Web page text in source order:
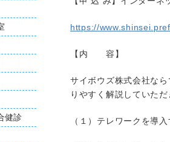
https://
【内 容】
サイボウズ株式会社な
りやすく解説していただ
（１）テレワークを導
健診